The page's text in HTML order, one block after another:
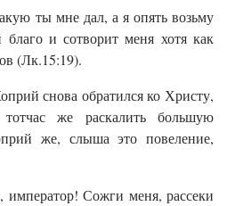
ты мне дал, а я опять возьму
и сотворит меня хотя как
(Лк.15:19).
снова обратился ко Христу,
тотчас же раскалить большую
же, слыша это повеление,
Сожги меня, рассеки